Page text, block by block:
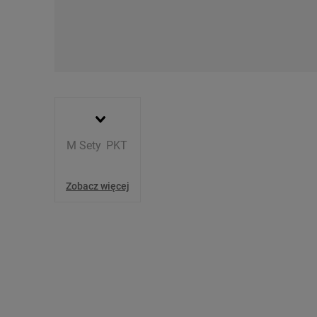
M Sety PKT
Zobacz więcej